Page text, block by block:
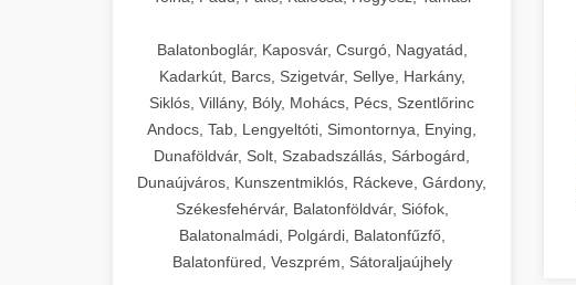
Balatonboglár, Kaposvár, Csurgó, Nagyatád,
Kadarkút, Barcs, Szigetvár, Sellye, Harkány,
Siklós, Villány, Bóly, Mohács, Pécs, Szentlőrinc
Andocs, Tab, Lengyeltóti, Simontornya, Enying,
Dunaföldvár, Solt, Szabadszállás, Sárbogárd,
Dunaújváros, Kunszentmiklós, Ráckeve, Gárdony,
Székesfehérvár, Balatonföldvár, Siófok,
Balatonalmádi, Polgárdi, Balatonfűzfő,
Balatonfüred, Veszprém, Sátoraljaújhely